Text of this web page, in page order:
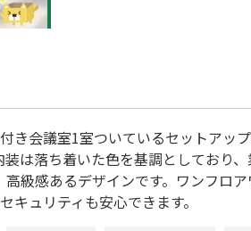
き会議室1室ついているセットアッ
は落ち着いた色を基調としており
級感あるデザインです。ワンフロ
ュリティも安心できます。